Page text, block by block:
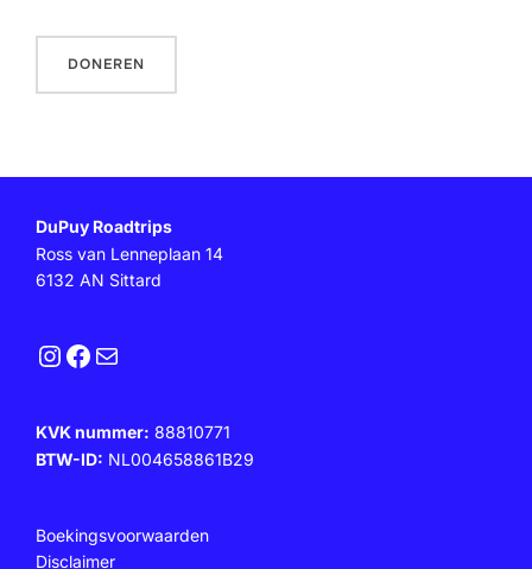
DuPuy Roadtrips
Ross van Lenneplaan 14
6132 AN Sittard
Instagram
Facebook
E-mail
KVK nummer: 88810771
BTW-ID: NL004658861B29
Boekingsvoorwaarden
Disclaimer